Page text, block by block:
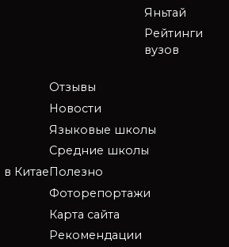
Яньтай
Рейтинги
вузов
Китае
Отзывы
Новости
Языковые школы
Средние школы
Полезно
Фоторепортажи
Карта сайта
Рекомендации